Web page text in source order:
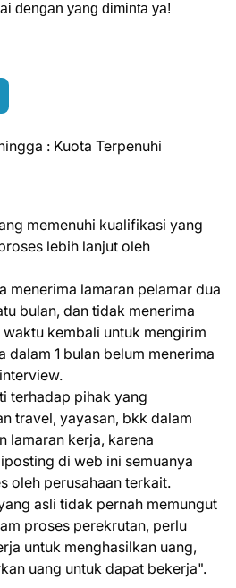
dengan yang diminta ya!
: Kuota Terpenuhi
memenuhi kualifikasi yang
lebih lanjut oleh
menerima lamaran pelamar dua
bulan, dan tidak menerima
kembali untuk mengirim
dalam 1 bulan belum menerima
terhadap pihak yang
travel, yayasan, bkk dalam
lamaran kerja, karena
di web ini semuanya
oleh perusahaan terkait.
asli tidak pernah memungut
proses perekrutan, perlu
untuk menghasilkan uang,
uang untuk dapat bekerja".